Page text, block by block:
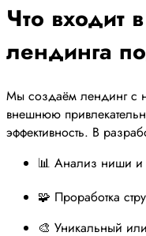
Что входит
лендинга
Мы создаём лендинг с
внешнюю
эффективность. В
📊 Анализ ниши и
🧩 Проработка
🎨 Уникальный